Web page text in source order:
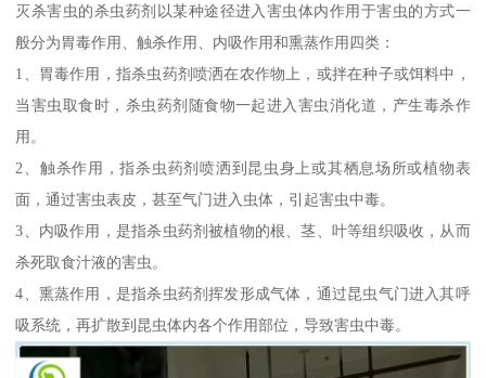
灭杀害虫的杀虫药剂以某种途径进入害虫体内作用于害虫的方式一
般分为胃毒作用、触杀作用、内吸作用和熏蒸作用四类：
1、胃毒作用，指杀虫药剂喷洒在农作物上，或拌在种子或饵料中，
当害虫取食时，杀虫药剂随食物一起进入害虫消化道，产生毒杀作
用。
2、触杀作用，指杀虫药剂喷洒到昆虫身上或其栖息场所或植物表
面，通过害虫表皮，甚至气门进入虫体，引起害虫中毒。
3、内吸作用，是指杀虫药剂被植物的根、茎、叶等组织吸收，从而
杀死取食汁液的害虫。
4、熏蒸作用，是指杀虫药剂挥发形成气体，通过昆虫气门进入其呼
吸系统，再扩散到昆虫体内各个作用部位，导致害虫中毒。